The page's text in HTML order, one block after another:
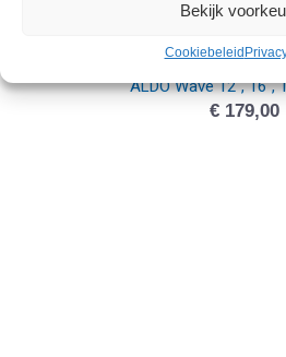
Bekijk
Cookiebeleid
ALDO Wave 12″, 16″,
€179,00